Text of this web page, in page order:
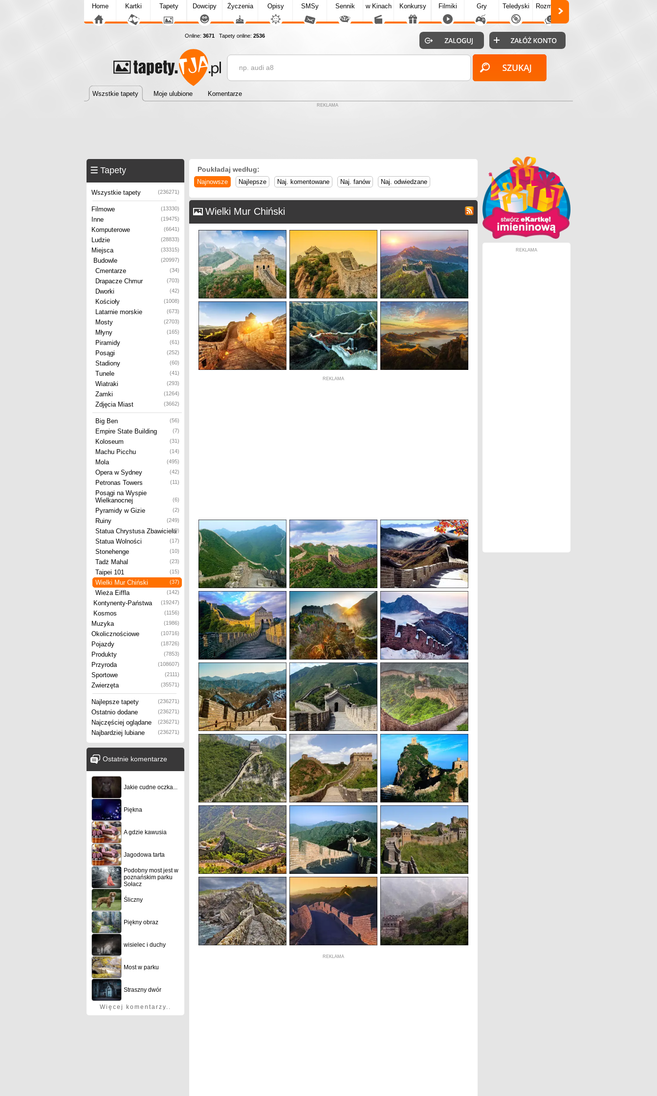
Home Kartki Tapety Dowcipy Życzenia Opisy SMSy Sennik w Kinach Konkursy Filmiki Gry Teledyski Rozmówki
Online: 3671 Tapety online: 2536
Wszstkie tapety Moje ulubione Komentarze
REKLAMA
Tapety
Wszystkie tapety (236271)
Filmowe (13330)
Inne (19475)
Komputerowe (6641)
Ludzie (28833)
Miejsca (33315)
Budowle (20997)
Cmentarze (34)
Drapacze Chmur (703)
Dworki (42)
Kościoły (1008)
Latarnie morskie (673)
Mosty (2703)
Młyny (165)
Piramidy (61)
Posągi (252)
Stadiony (60)
Tunele (41)
Wiatraki (293)
Zamki (1264)
Zdjęcia Miast (3662)
Big Ben (56)
Empire State Building (7)
Koloseum (31)
Machu Picchu (14)
Mola (495)
Opera w Sydney (42)
Petronas Towers (11)
Posągi na Wyspie
Wielkanocnej
(6)
Pyramidy w Gizie (2)
Ruiny (249)
Statua Chrystusa Zbawiciela(9)
Statua Wolności (17)
Stonehenge (10)
Tadż Mahal (23)
Taipei 101 (15)
Wielki Mur Chiński (37)
Wieża Eiffla (142)
Kontynenty-Państwa (19247)
Kosmos (1156)
Muzyka (1986)
Okolicznościowe (10716)
Pojazdy (18726)
Produkty (7853)
Przyroda (108607)
Sportowe (2111)
Zwierzęta (35571)
Najlepsze tapety (236271)
Ostatnio dodane (236271)
Najczęściej oglądane (236271)
Najbardziej lubiane (236271)
Ostatnie komentarze
Jakie cudne oczka...
Piękna
A gdzie kawusia
Jagodowa tarta
Podobny most jest w
poznańskim parku
Sołacz
Śliczny
Piękny obraz
wisielec i duchy
Most w parku
Straszny dwór
Więcej komentarzy..
Poukładaj według:
Najnowsze Najlepsze Naj. komentowane Naj. fanów Naj. odwiedzane
Wielki Mur Chiński
REKLAMA
REKLAMA
REKLAMA